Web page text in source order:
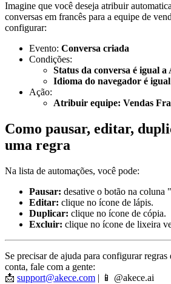
Imagine que você deseja atribuir
conversas em francês para a equipe de
configurar:
Evento: Conversa criada
Condições:
Status da conversa é igual a
Idioma do navegador é
Ação:
Atribuir equipe: Vendas
Como pausar, editar,
uma regra
Na lista de automações, você pode:
Pausar: desative o botão na coluna
Editar: clique no ícone de lápis.
Duplicar: clique no ícone de cópia.
Excluir: clique no ícone de lixeira
Se precisar de ajuda para configurar regras
conta, fale com a gente:
📩 support@akece.com | 📱 @akece.ai